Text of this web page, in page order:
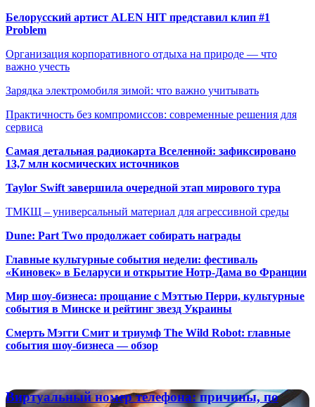
Белорусский артист ALEN HIT представил клип #1
Problem
Организация корпоративного отдыха на природе — что
важно учесть
Зарядка электромобиля зимой: что важно учитывать
Практичность без компромиссов: современные решения для
сервиса
Самая детальная радиокарта Вселенной: зафиксировано
13,7 млн космических источников
Taylor Swift завершила очередной этап мирового тура
ТМКЩ – универсальный материал для агрессивной среды
Dune: Part Two продолжает собирать награды
Главные культурные события недели: фестиваль
«Киновек» в Беларуси и открытие Нотр-Дама во Франции
Мир шоу-бизнеса: прощание с Мэттью Перри, культурные
события в Минске и рейтинг звезд Украины
Смерть Мэгги Смит и триумф The Wild Robot: главные
события шоу-бизнеса — обзор
Виртуальный
Виртуальный номер телефона: причины, по